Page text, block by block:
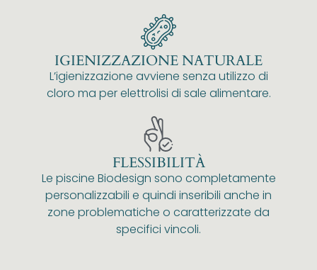
IGIENIZZAZIONE NATURALE
L’igienizzazione avviene senza utilizzo di
cloro ma per elettrolisi di sale alimentare.
FLESSIBILITÀ
Le piscine Biodesign sono completamente
personalizzabili e quindi inseribili anche in
zone problematiche o caratterizzate da
specifici vincoli.